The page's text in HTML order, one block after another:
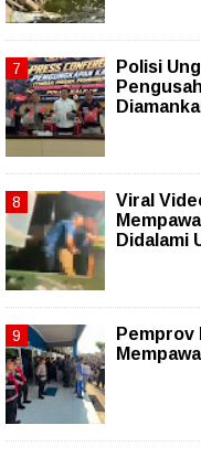
Polisi
Viral
Didalami
Pemprov